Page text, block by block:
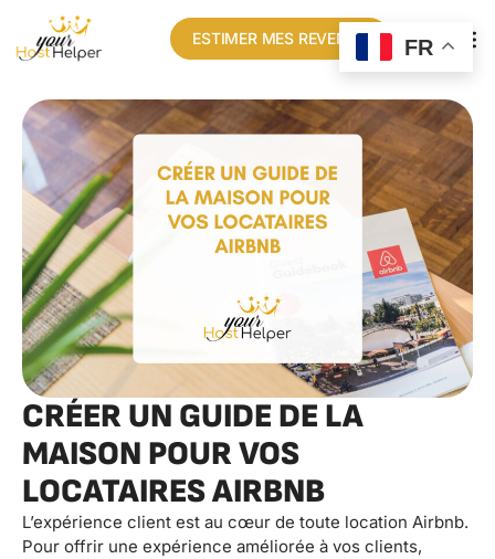
ESTIMER MES REVENUS
CRÉER UN GUIDE DE LA
MAISON POUR VOS
LOCATAIRES AIRBNB
L’expérience client est au cœur de toute location Airbnb.
Pour offrir une expérience améliorée à vos clients,
FR